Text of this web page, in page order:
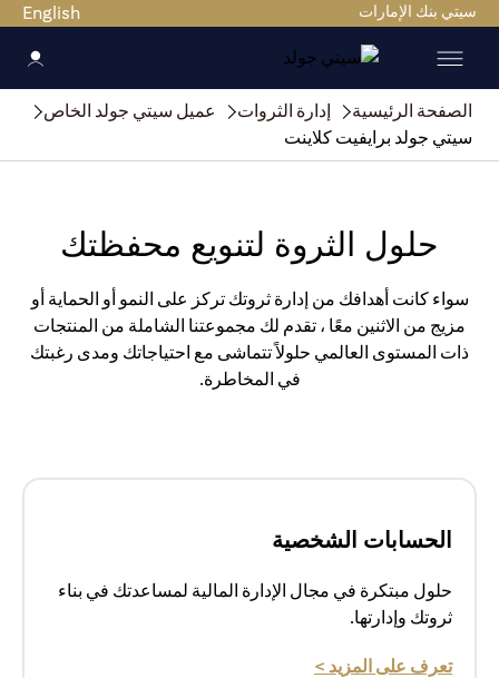
سيتي بنك الإمارات English
الصفحة الرئيسية إدارة الثروات
عميل سيتي جولد الخاص
سيتي جولد برايفيت كلاينت
حلول الثروة لتنويع محفظتك
سواء كانت أهدافك من إدارة ثروتك تركز على النمو أو الحماية أو
مزيج من الاثنين معًا ، تقدم لك مجموعتنا الشاملة من المنتجات
ذات المستوى العالمي حلولاً تتماشى مع احتياجاتك ومدى رغبتك
في المخاطرة.
الحسابات الشخصية
حلول مبتكرة في مجال الإدارة المالية لمساعدتك في بناء
ثروتك وإدارتها.
تعرف على المزيد >